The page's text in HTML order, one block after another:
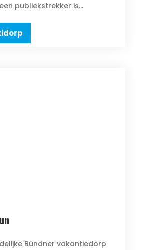
publiekstrekker is...
Bündner vakantiedorp